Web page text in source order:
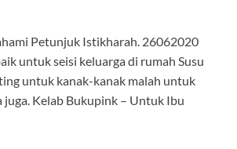
Petunjuk Istikharah. 26062020
untuk seisi keluarga di rumah Susu
untuk kanak-kanak malah untuk
juga. Kelab Bukupink – Untuk Ibu